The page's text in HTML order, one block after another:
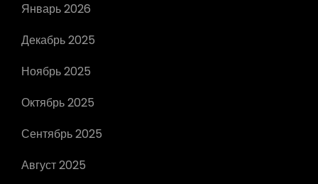
Январь 2026
Декабрь 2025
Ноябрь 2025
Октябрь 2025
Сентябрь 2025
Август 2025